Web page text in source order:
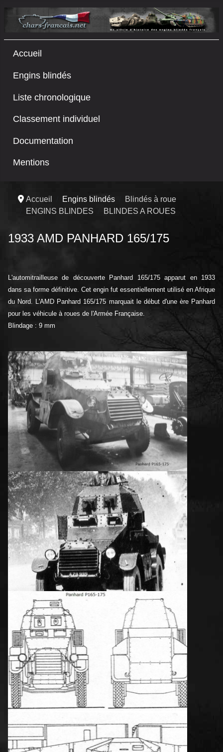
Accueil
Engins blindés
Liste chronologique
Classement individuel
Documentation
Mentions
Accueil Engins blindés
Blindés à roue
ENGINS BLINDES
BLINDES A ROUES
1933 AMD PANHARD 165/175
L'automitrailleuse de découverte Panhard 165/175 apparut en 1933
dans sa forme définitive. Cet engin fut essentiellement utilisé en Afrique
du Nord. L'AMD Panhard 165/175 marquait le début d'une ère Panhard
pour les véhicule à roues de l'Armée Française.
Blindage : 9 mm